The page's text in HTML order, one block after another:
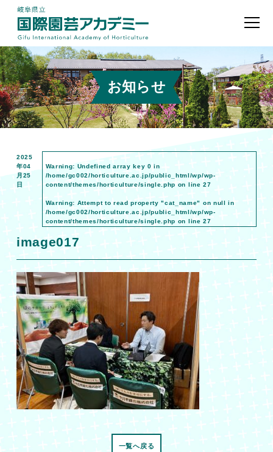
お知らせ
2025
年04
月25
日
Warning: Undefined array key 0 in
/home/gc002/horticulture.ac.jp/public_html/wp/wp-
content/themes/horticulture/single.php on line27
Warning: Attempt to read property "cat_name" on null in
/home/gc002/horticulture.ac.jp/public_html/wp/wp-
content/themes/horticulture/single.php on line27
image017
一覧へ戻る